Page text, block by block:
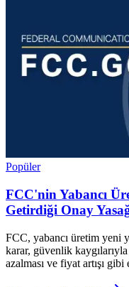
Popüler
FCC'nin Yabancı
Getirdiği Onay
FCC, yabancı üretim yeni
karar, güvenlik
azalması ve fiyat artışı